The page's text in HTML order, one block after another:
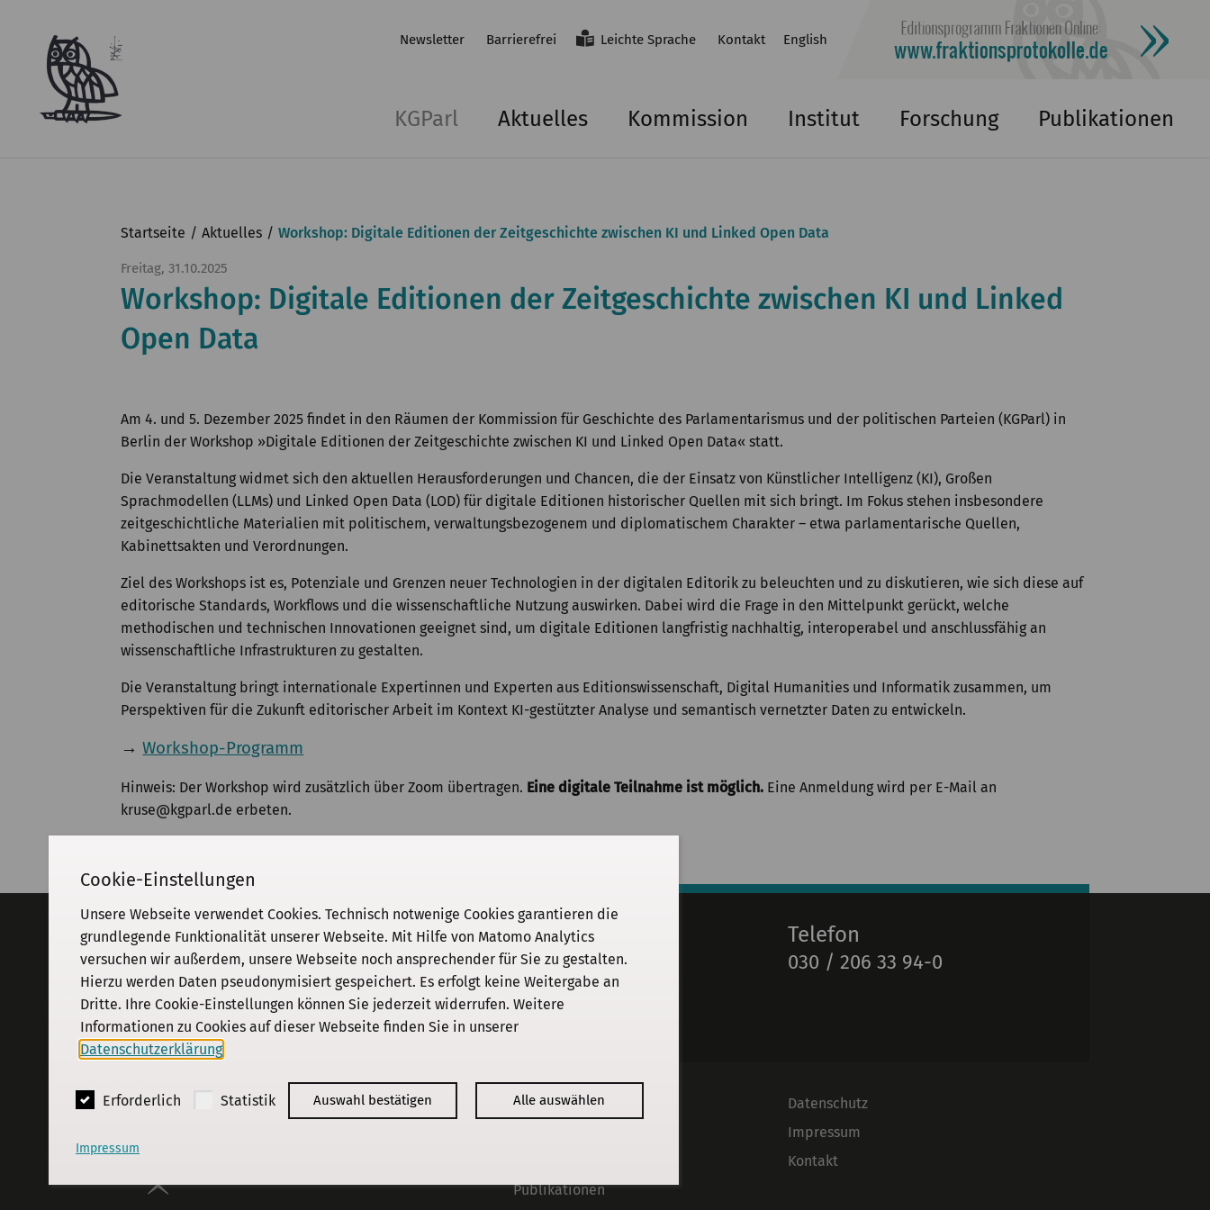
Newsletter Barrierefrei Leichte Sprache Kontakt English
KGParl Aktuelles Kommission Institut Forschung Publikationen
Startseite Aktuelles Workshop: Digitale Editionen der Zeitgeschichte zwischen KI und Linked Open Data
Freitag, 31.10.2025
Workshop: Digitale Editionen der Zeitgeschichte zwischen KI und Linked
Open Data
Am 4. und 5. Dezember 2025 findet in den Räumen der Kommission für Geschichte des Parlamentarismus und der politischen Parteien (KGParl) in
Berlin der Workshop »Digitale Editionen der Zeitgeschichte zwischen KI und Linked Open Data« statt.
Die Veranstaltung widmet sich den aktuellen Herausforderungen und Chancen, die der Einsatz von Künstlicher Intelligenz (KI), Großen
Sprachmodellen (LLMs) und Linked Open Data (LOD) für digitale Editionen historischer Quellen mit sich bringt. Im Fokus stehen insbesondere
zeitgeschichtliche Materialien mit politischem, verwaltungsbezogenem und diplomatischem Charakter – etwa parlamentarische Quellen,
Kabinettsakten und Verordnungen.
Ziel des Workshops ist es, Potenziale und Grenzen neuer Technologien in der digitalen Editorik zu beleuchten und zu diskutieren, wie sich diese auf
editorische Standards, Workflows und die wissenschaftliche Nutzung auswirken. Dabei wird die Frage in den Mittelpunkt gerückt, welche
methodischen und technischen Innovationen geeignet sind, um digitale Editionen langfristig nachhaltig, interoperabel und anschlussfähig an
wissenschaftliche Infrastrukturen zu gestalten.
Die Veranstaltung bringt internationale Expertinnen und Experten aus Editionswissenschaft, Digital Humanities und Informatik zusammen, um
Perspektiven für die Zukunft editorischer Arbeit im Kontext KI-gestützter Analyse und semantisch vernetzter Daten zu entwickeln.
→Workshop-Programm
Hinweis: Der Workshop wird zusätzlich über Zoom übertragen. Eine digitale Teilnahme ist möglich. Eine Anmeldung wird per E-Mail an
kruse@kgparl.de erbeten.
Adresse
KGParl
Kommission für Geschichte des
Parlamentarismus und der politischen
Parteien e. V.
Schiffbauerdamm 40·10117 Berlin
E-Mail
info@kgparl.de
Telefon
030 / 206 33 94-0
© 2018 - 2026KGParl
Kommission
Publikationen
Datenschutz
Impressum
Kontakt
Cookie-Einstellungen
Unsere Webseite verwendet Cookies. Technisch notwenige Cookies garantieren die
grundlegende Funktionalität unserer Webseite. Mit Hilfe von Matomo Analytics
versuchen wir außerdem, unsere Webseite noch ansprechender für Sie zu gestalten.
Hierzu werden Daten pseudonymisiert gespeichert. Es erfolgt keine Weitergabe an
Dritte. Ihre Cookie-Einstellungen können Sie jederzeit widerrufen. Weitere
Informationen zu Cookies auf dieser Webseite finden Sie in unserer
Datenschutzerklärung
Erforderlich Statistik Auswahl bestätigen Alle auswählen
Impressum